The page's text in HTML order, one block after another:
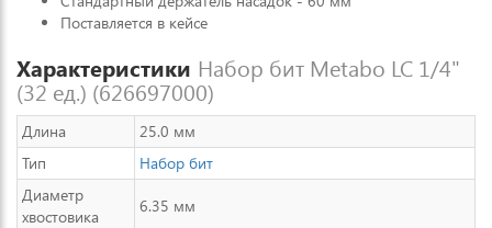
Поставляется в кейсе
Характеристики Набор бит Metabo LC 1/4"
(32 ед.) (626697000)
Длина
25.0 мм
Тип
Набор бит
Диаметр
хвостовика
6.35 мм